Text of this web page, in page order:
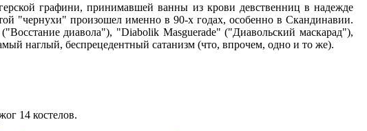
графини, принимавшей ванны из крови девственниц в надежде
"чернухи" произошел именно в 90-х годах, особенно в Скандинавии.
диавола"), "Diabolik Masguerade" ("Диавольский маскарад"),
наглый, беспрецедентный сатанизм (что, впрочем, одно и то же).
14 костелов.